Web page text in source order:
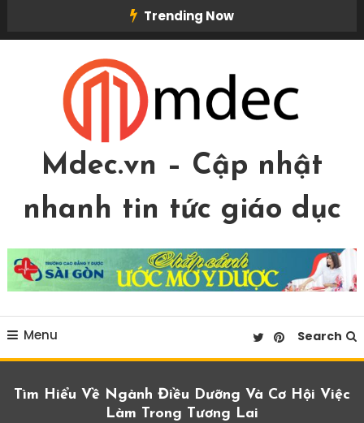
Trending Now
Mdec.vn – Cập nhật
nhanh tin tức giáo dục
Menu Search
Tìm Hiểu Về Ngành Điều Dưỡng Và Cơ Hội Việc
Làm Trong Tương Lai